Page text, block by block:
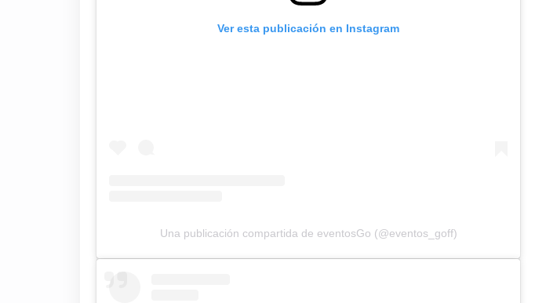
Ver esta publicación en Instagram
Una publicación compartida de eventosGo (@eventos_goff)